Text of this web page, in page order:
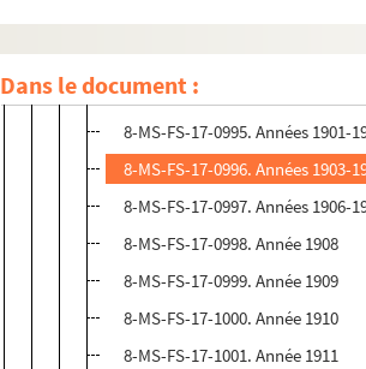
Dans le document :8-MS-FS-17-0994. Années 1894-
8-MS-FS-17-0995. Années 1901-
8-MS-FS-17-0996. Années 1903-
8-MS-FS-17-0997. Années 1906-
8-MS-FS-17-0998. Année 1908
8-MS-FS-17-0999. Année 1909
8-MS-FS-17-1000. Année 1910
8-MS-FS-17-1001. Année 1911